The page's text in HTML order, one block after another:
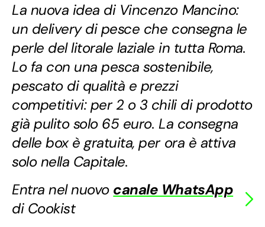
La nuova idea di Vincenzo Mancino:
un delivery di pesce che consegna le
perle del litorale laziale in tutta Roma.
Lo fa con una pesca sostenibile,
pescato di qualità e prezzi
competitivi: per 2 o 3 chili di prodotto
già pulito solo 65 euro. La consegna
delle box è gratuita, per ora è attiva
solo nella Capitale.
Entra nel nuovo canale WhatsApp
di Cookist